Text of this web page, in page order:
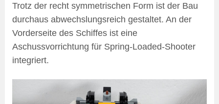
Trotz der recht symmetrischen Form ist der Bau
durchaus abwechslungsreich gestaltet. An der
Vorderseite des Schiffes ist eine
Aschussvorrichtung für Spring-Loaded-Shooter
integriert.